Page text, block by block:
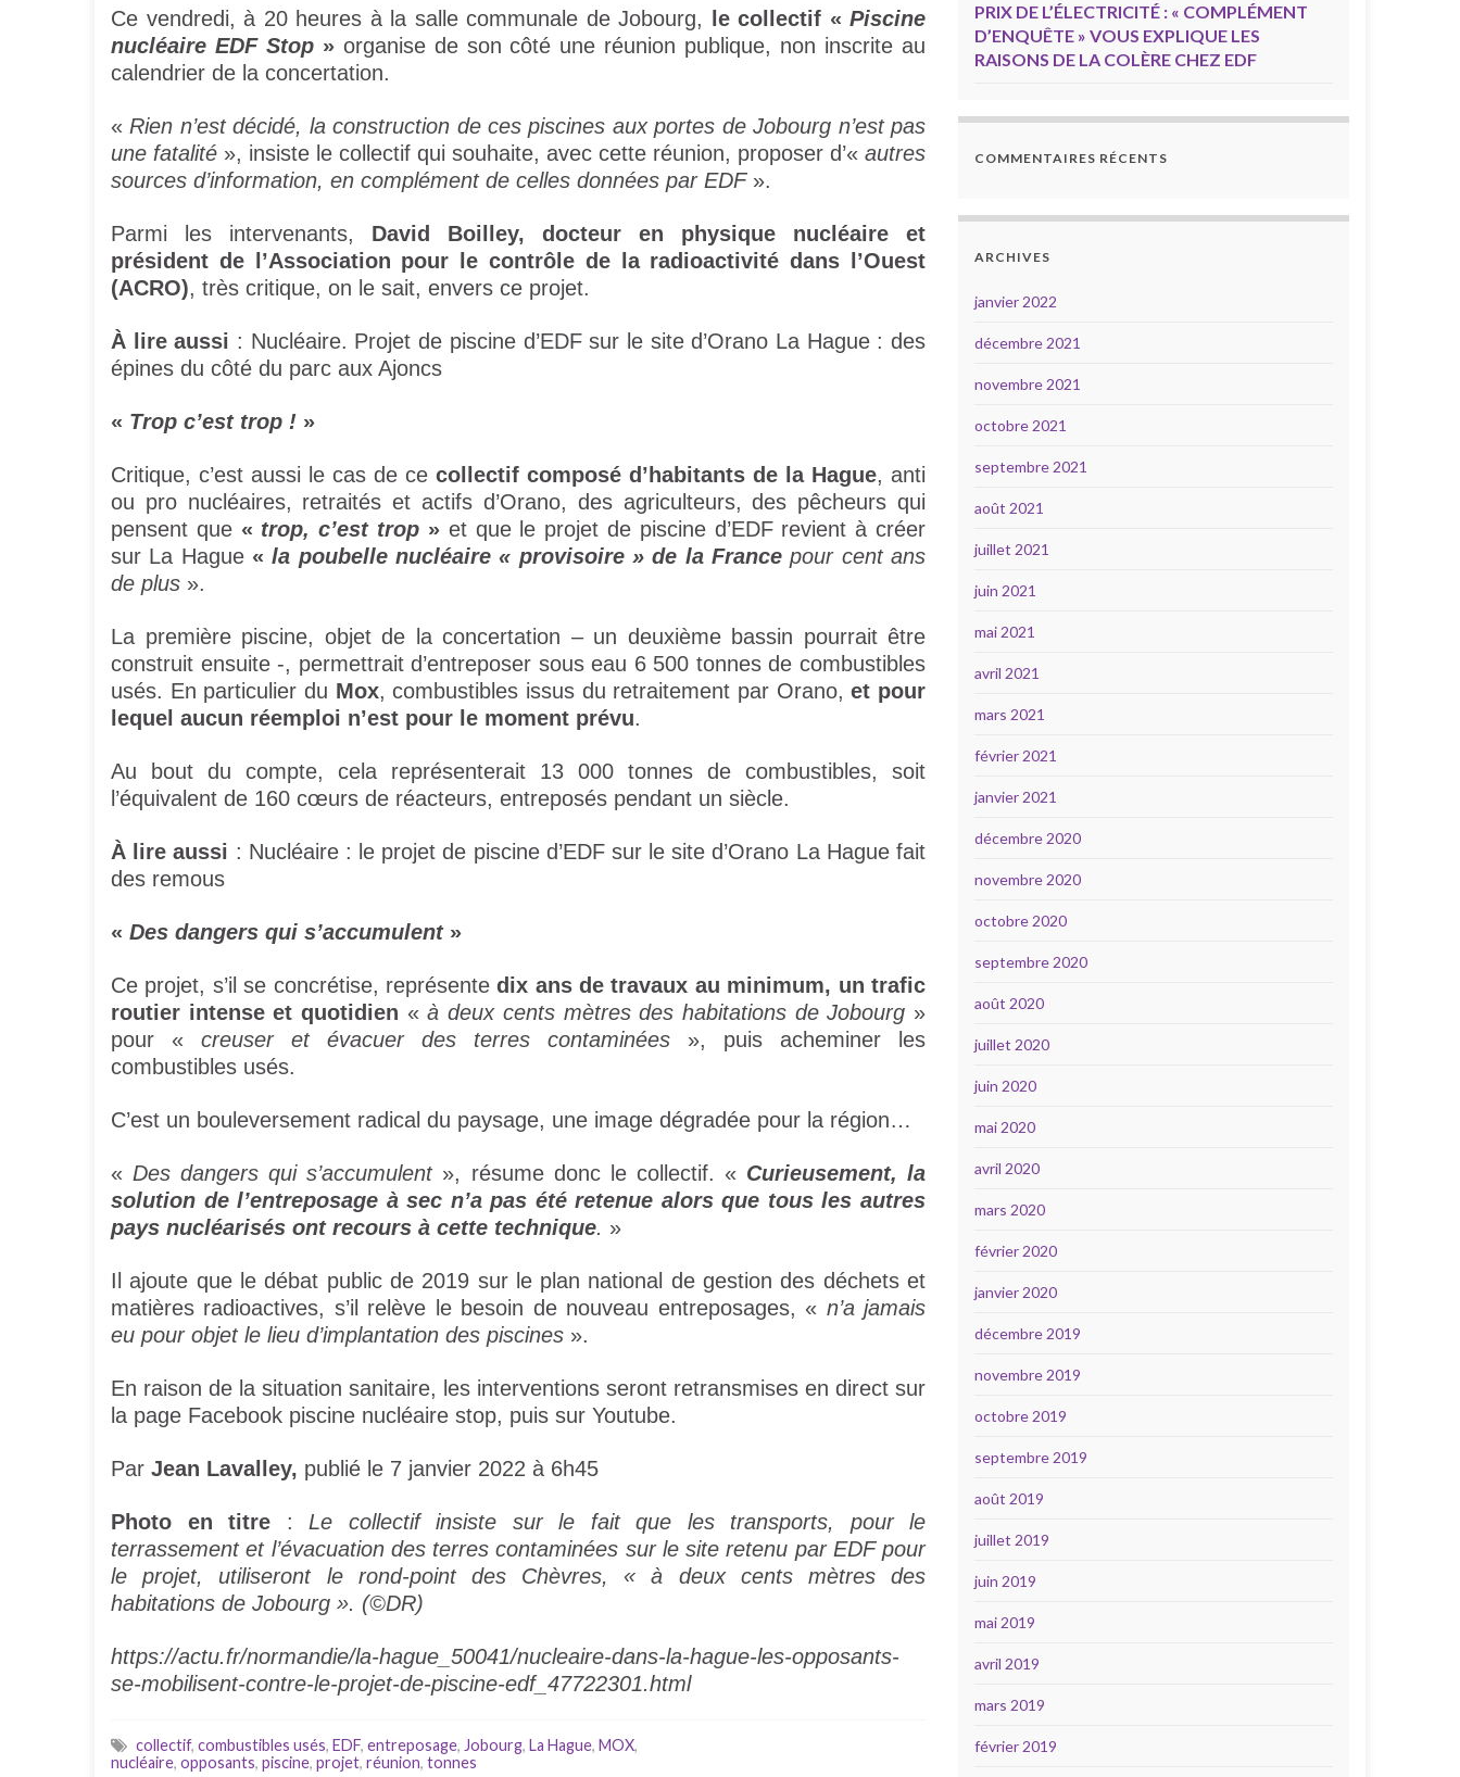
Ce vendredi, à 20 heures à la salle communale de Jobourg, le collectif « Piscine
nucléaire EDF Stop»organise de son côté une réunion publique, non inscrite au
calendrier de la concertation.
« Rien n’est décidé, la construction de ces piscines aux portes de Jobourg n’est pas
une fatalité », insiste le collectif qui souhaite, avec cette réunion, proposer d’« autres
sources d’information, en complément de celles données par EDF».
Parmi les intervenants, David Boilley, docteur en physique nucléaire et
président de l’Association pour le contrôle de la radioactivité dans l’Ouest
(ACRO), très critique, on le sait, envers ce projet.
À lire aussi : Nucléaire. Projet de piscine d’EDF sur le site d’Orano La Hague : des
épines du côté du parc aux Ajoncs
« Trop c’est trop ! »
Critique, c’est aussi le cas de ce collectif composé d’habitants de la Hague, anti
ou pro nucléaires, retraités et actifs d’Orano, des agriculteurs, des pêcheurs qui
pensent que « trop, c’est trop »et que le projet de piscine d’EDF revient à créer
sur La Hague «la poubelle nucléaire « provisoire » de la France pour cent ans
de plus ».
La première piscine, objet de la concertation – un deuxième bassin pourrait être
construit ensuite -, permettrait d’entreposer sous eau 6 500 tonnes de combustibles
usés. En particulier du Mox, combustibles issus du retraitement par Orano,et pour
lequel aucun réemploi n’est pour le moment prévu.
Au bout du compte, cela représenterait 13 000 tonnes de combustibles, soit
l’équivalent de 160 cœurs de réacteurs, entreposés pendant un siècle.
À lire aussi : Nucléaire : le projet de piscine d’EDF sur le site d’Orano La Hague fait
des remous
« Des dangers qui s’accumulent»
Ce projet, s’il se concrétise, représentedix ans de travaux au minimum, un trafic
routier intense et quotidien «à deux cents mètres des habitations de Jobourg »
pour « creuser et évacuer des terres contaminées », puis acheminer les
combustibles usés.
C’est un bouleversement radical du paysage, une image dégradée pour la région…
« Des dangers qui s’accumulent», résume donc le collectif. « Curieusement, la
solution de l’entreposage à sec n’a pas été retenue alors que tous les autres
pays nucléarisés ont recours à cette technique. »
Il ajoute que le débat public de 2019 sur le plan national de gestion des déchets et
matières radioactives, s’il relève le besoin de nouveau entreposages, « n’a jamais
eu pour objet le lieu d’implantation des piscines ».
En raison de la situation sanitaire, les interventions seront retransmises en direct sur
la page Facebook piscine nucléaire stop, puis sur Youtube.
Par Jean Lavalley, publié le 7 janvier 2022 à 6h45
Photo en titre : Le collectif insiste sur le fait que les transports, pour le
terrassement et l’évacuation des terres contaminées sur le site retenu par EDF pour
le projet, utiliseront le rond-point des Chèvres, « à deux cents mètres des
habitations de Jobourg ». (©DR)
https://actu.fr/normandie/la-hague_50041/nucleaire-dans-la-hague-les-opposants-
se-mobilisent-contre-le-projet-de-piscine-edf_47722301.html
collectif, combustibles usés, EDF, entreposage, Jobourg, La Hague, MOX,
nucléaire, opposants, piscine, projet, réunion, tonnes
PRIX DE L’ÉLECTRICITÉ : « COMPLÉMENT
D’ENQUÊTE » VOUS EXPLIQUE LES
RAISONS DE LA COLÈRE CHEZ EDF
COMMENTAIRES RÉCENTS
ARCHIVES
janvier 2022
décembre 2021
novembre 2021
octobre 2021
septembre 2021
août 2021
juillet 2021
juin 2021
mai 2021
avril 2021
mars 2021
février 2021
janvier 2021
décembre 2020
novembre 2020
octobre 2020
septembre 2020
août 2020
juillet 2020
juin 2020
mai 2020
avril 2020
mars 2020
février 2020
janvier 2020
décembre 2019
novembre 2019
octobre 2019
septembre 2019
août 2019
juillet 2019
juin 2019
mai 2019
avril 2019
mars 2019
février 2019